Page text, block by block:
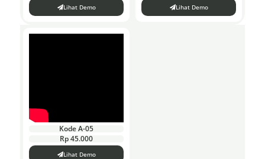
Lihat Demo Lihat Demo
Kode A-05
Rp 45.000
Lihat Demo